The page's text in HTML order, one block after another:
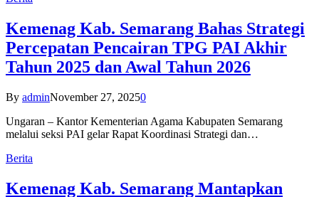
Kemenag Kab. Semarang Bahas Strategi
Percepatan Pencairan TPG PAI Akhir
Tahun 2025 dan Awal Tahun 2026
By adminNovember 27, 20250
Ungaran – Kantor Kementerian Agama Kabupaten Semarang
melalui seksi PAI gelar Rapat Koordinasi Strategi dan…
Berita
Kemenag Kab. Semarang Mantapkan